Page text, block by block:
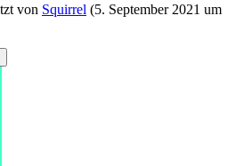
von Squirrel (5. September 2021 um